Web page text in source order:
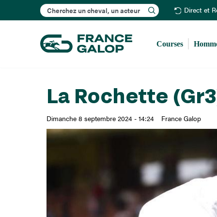
Rechercher Direct et
Courses
La Rochette
Dimanche 8 septembre 2024 - 14:24 France Galop